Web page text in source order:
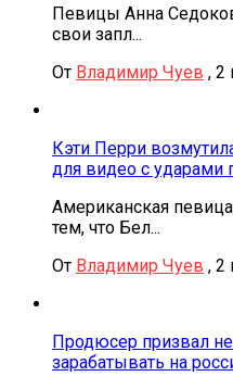
Певицы Анна
свои запл...
От Владимир Чуев , 2
Кэти Перри
для видео с ударами
Американская
тем, что Бел...
От Владимир Чуев , 2
Продюсер призвал
зарабатывать на